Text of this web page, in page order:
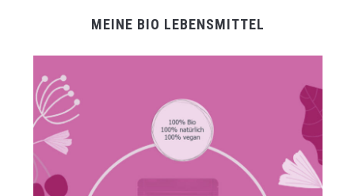
MEINE BIO LEBENSMITTEL